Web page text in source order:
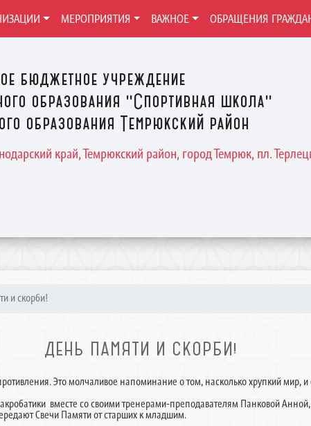
бюджетное учреждение
образования "Спортивная школа"
образования Темрюкский район
край, Темрюкский район, город Темрюк, пл.
МЕРОПРИЯТИЯ ВАЖНОЕ ОБРАЩЕНИЯ
и скорби!
ДЕНЬ ПАМЯТИ И СКОРБИ!
Это молчаливое напоминание о том, насколько хрупкий мир,
вместе со своими тренерами-преподавателям Панковой
Свечи Памяти от старших к младшим.